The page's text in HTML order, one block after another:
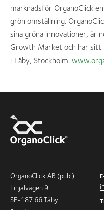
marknadsför OrganoClick
grön omställning.
sina gröna innovationer, är
Growth Market och har sitt
i Täby, Stockholm.
OrganoClick AB (publ)
Linjalvägen 9
SE-187 66 Täby